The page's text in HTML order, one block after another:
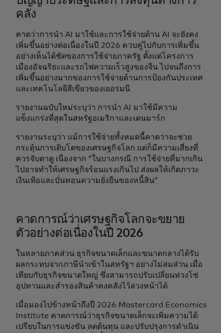
คลัง
คาดว่าการนำ AI มาใช้และการใช้จ่ายด้าน AI จะยังคง
เพิ่มขึ้นอย่างต่อเนื่องในปี 2026 ควบคู่ไปกับการเพิ่มขึ้น
อย่างเห็นได้ชัดของการใช้จ่ายภาครัฐ ตั้งแต่โครงการ
เมืองอัจฉริยะและรถไฟความเร็วสูงของจีน ไปจนถึงการ
เพิ่มขึ้นอย่างมากของการใช้จ่ายด้านการป้องกันประเทศ
และเทคโนโลยีสีเขียวของเยอรมนี
รายงานฉบับใหม่ระบุว่า การนำ AI มาใช้มีความ
แข็งแกร่งที่สุดในสหรัฐอเมริกาและเดนมาร์ก
รายงานระบุว่า แม้การใช้จ่ายทั้งหมดนี้คาดว่าจะช่วย
กระตุ้นการเติบโตของเศรษฐกิจโลก แต่ก็มีความเสี่ยงที่
ควรจับตาดู เนื่องจาก “ในบางกรณี การใช้จ่ายที่มากเกิน
ไปอาจทำให้เศรษฐกิจร้อนแรงเกินไป ส่งผลให้เกิดภาวะ
เงินเฟ้อและบั่นทอนความยั่งยืนของหนี้สิน”
คาดการณ์ว่าเศรษฐกิจโลกจะขยาย
ตัวอย่างต่อเนื่องในปี 2026
ในหลายภาคส่วน ธุรกิจขนาดเล็กและขนาดกลางได้รับ
ผลกระทบจากภาษีนำเข้าในสหรัฐฯ อย่างไม่สมส่วน เมื่อ
เทียบกับธุรกิจขนาดใหญ่ ซึ่งสามารถปรับเปลี่ยนห่วงโซ่
อุปทานและสำรองสินค้าคงคลังไว้ล่วงหน้าได้
เมื่อมองไปข้างหน้าถึงปี 2026 Mastercard Economics
Institute คาดการณ์ว่าธุรกิจขนาดเล็กจะเพิ่มความได้
เปรียบในการแข่งขัน ลดต้นทุน และปรับปรุงการดำเนิน